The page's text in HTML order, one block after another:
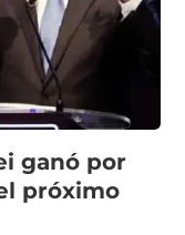
ganó por
próximo